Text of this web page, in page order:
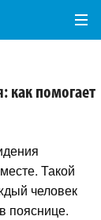
как помогает
Такой
человек
пояснице.